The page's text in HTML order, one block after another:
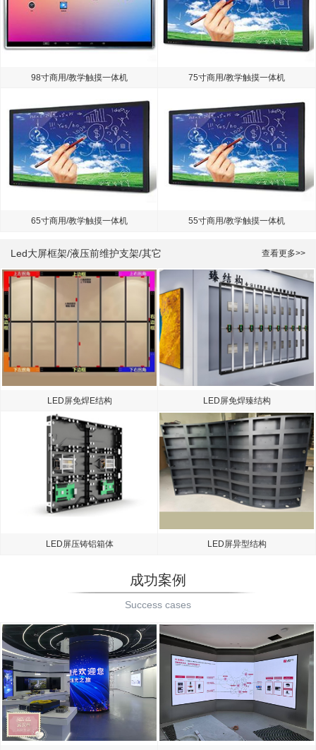
98寸商用/教学触摸一体机 75寸商用/教学触摸一体机
65寸商用/教学触摸一体机 55寸商用/教学触摸一体机
Led大屏框架/液压前维护支架/其它 查看更多>>
LED屏免焊E结构 LED屏免焊臻结构
LED屏压铸铝箱体 LED屏异型结构
成功案例
Success cases